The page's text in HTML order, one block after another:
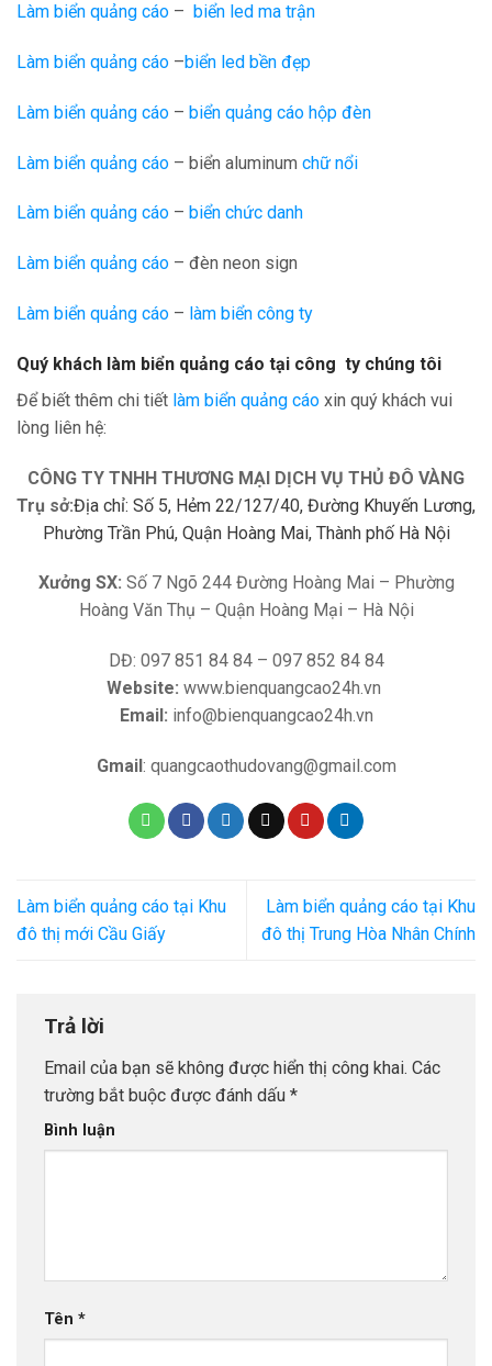
Làm biển quảng cáo – biển led ma trận
Làm biển quảng cáo –biển led bền đẹp
Làm biển quảng cáo – biển quảng cáo hộp đèn
Làm biển quảng cáo – biển aluminum chữ nổi
Làm biển quảng cáo – biển chức danh
Làm biển quảng cáo – đèn neon sign
Làm biển quảng cáo – làm biển công ty
Quý khách làm biển quảng cáo tại công ty chúng tôi
Để biết thêm chi tiết làm biển quảng cáo xin quý khách vui
lòng liên hệ:
CÔNG TY TNHH THƯƠNG MẠI DỊCH VỤ THỦ ĐÔ VÀNG
Trụ sở:Địa chỉ: Số 5, Hẻm 22/127/40, Đường Khuyến Lương,
Phường Trần Phú, Quận Hoàng Mai, Thành phố Hà Nội
Xưởng SX: Số 7 Ngõ 244 Đường Hoàng Mai – Phường
Hoàng Văn Thụ – Quận Hoàng Mại – Hà Nội
DĐ: 097 851 84 84 – 097 852 84 84
Website: www.bienquangcao24h.vn
Email: info@bienquangcao24h.vn
Gmail: quangcaothudovang@gmail.com
Làm biển quảng cáo tại Khu
đô thị mới Cầu Giấy
Làm biển quảng cáo tại Khu
đô thị Trung Hòa Nhân Chính
Trả lời
Email của bạn sẽ không được hiển thị công khai. Các
trường bắt buộc được đánh dấu *
Bình luận
Tên *